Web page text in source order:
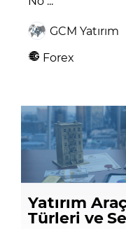
GCM Yatırım
Forex
Yatırım
Türleri ve